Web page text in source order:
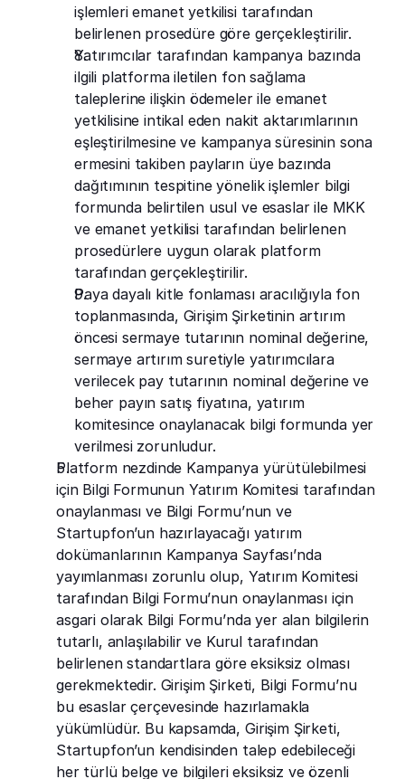
işlemleri emanet yetkilisi tarafından
belirlenen prosedüre göre gerçekleştirilir.
Yatırımcılar tarafından kampanya bazında
ilgili platforma iletilen fon sağlama
taleplerine ilişkin ödemeler ile emanet
yetkilisine intikal eden nakit aktarımlarının
eşleştirilmesine ve kampanya süresinin sona
ermesini takiben payların üye bazında
dağıtımının tespitine yönelik işlemler bilgi
formunda belirtilen usul ve esaslar ile MKK
ve emanet yetkilisi tarafından belirlenen
prosedürlere uygun olarak platform
tarafından gerçekleştirilir.
Paya dayalı kitle fonlaması aracılığıyla fon
toplanmasında, Girişim Şirketinin artırım
öncesi sermaye tutarının nominal değerine,
sermaye artırım suretiyle yatırımcılara
verilecek pay tutarının nominal değerine ve
beher payın satış fiyatına, yatırım
komitesince onaylanacak bilgi formunda yer
verilmesi zorunludur.
Platform nezdinde Kampanya yürütülebilmesi
için Bilgi Formunun Yatırım Komitesi tarafından
onaylanması ve Bilgi Formu’nun ve
Startupfon’un hazırlayacağı yatırım
dokümanlarının Kampanya Sayfası’nda
yayımlanması zorunlu olup, Yatırım Komitesi
tarafından Bilgi Formu’nun onaylanması için
asgari olarak Bilgi Formu’nda yer alan bilgilerin
tutarlı, anlaşılabilir ve Kurul tarafından
belirlenen standartlara göre eksiksiz olması
gerekmektedir. Girişim Şirketi, Bilgi Formu’nu
bu esaslar çerçevesinde hazırlamakla
yükümlüdür. Bu kapsamda, Girişim Şirketi,
Startupfon’un kendisinden talep edebileceği
her türlü belge ve bilgileri eksiksiz ve özenli